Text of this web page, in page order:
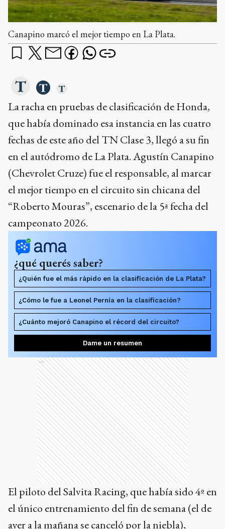
Canapino marcó el mejor tiempo en La Plata.
La racha en pruebas de clasificación de Honda,
que había dominado esa instancia en las cuatro
fechas de este año del TN Clase 3, llegó a su fin
en el autódromo de La Plata. Agustín Canapino
(Chevrolet Cruze) fue el responsable, al marcar
el mejor tiempo en el circuito sin chicana del
“Roberto Mouras”, escenario de la 5ª fecha del
campeonato 2026.
¿qué querés saber?
¿Quién fue el más rápido en la clasificación de La Plata?
¿Cómo le fue a Leonel Pernía en la clasificación?
¿Cuánto mejoró Canapino el récord del circuito?
Dame un resumen
Ads
El piloto del Salvita Racing, que había sido 4º en
el único entrenamiento del fin de semana (el de
ayer a la mañana se canceló por la niebla),